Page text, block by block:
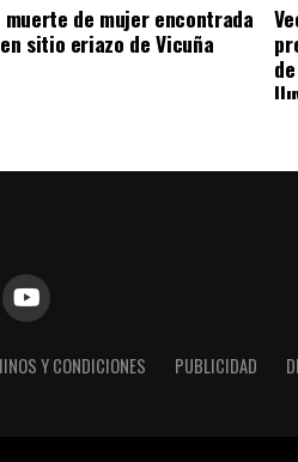
de mujer encontrada
sitio eriazo de Vicuña
Y CONDICIONES PUBLICIDAD